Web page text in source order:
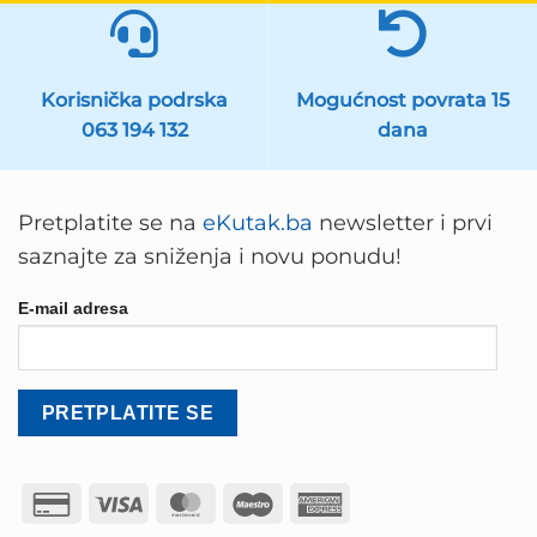
Korisnička podrska
063 194 132
Mogućnost povrata 15
dana
Pretplatite se na eKutak.ba newsletter i prvi
saznajte za sniženja i novu ponudu!
E-mail adresa
Credit
Visa MasterCard
Maestro